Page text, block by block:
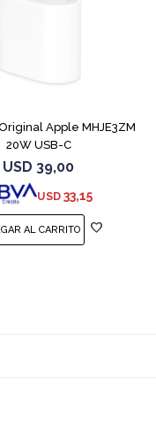
Apple MHJE3ZM
20W USB-C
USD 39,00
USD 33,15